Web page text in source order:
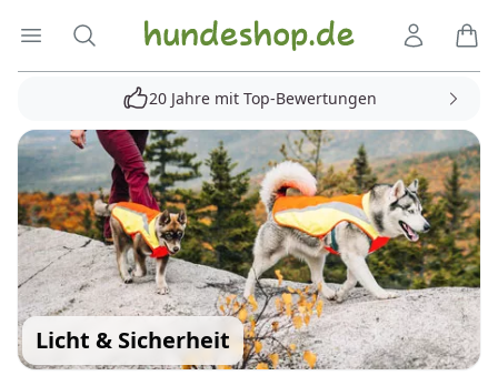
Menü öffnen
Suche Hundeshop.de
20 Jahre mit Top-Bewertungen
Licht & Sicherheit